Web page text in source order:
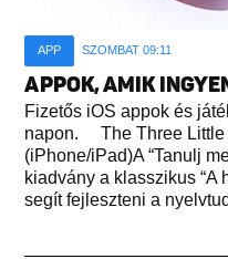
APP SZOMBAT 09:11
APPOK, AMIK
Fizetős iOS appok és
napon. The Three Little
(iPhone/iPad)A “Tanulj
kiadvány a klasszikus “A
segít fejleszteni a